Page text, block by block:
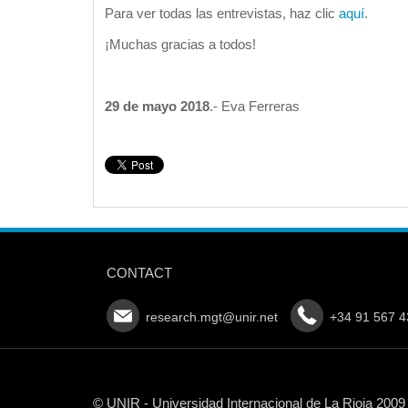
Para ver todas las entrevistas, haz clic aquí.
¡Muchas gracias a todos!
29 de mayo 2018.- Eva Ferreras
CONTACT
research.mgt@unir.net +34 91 567
© UNIR - Universidad Internacional de La Rioja 2009